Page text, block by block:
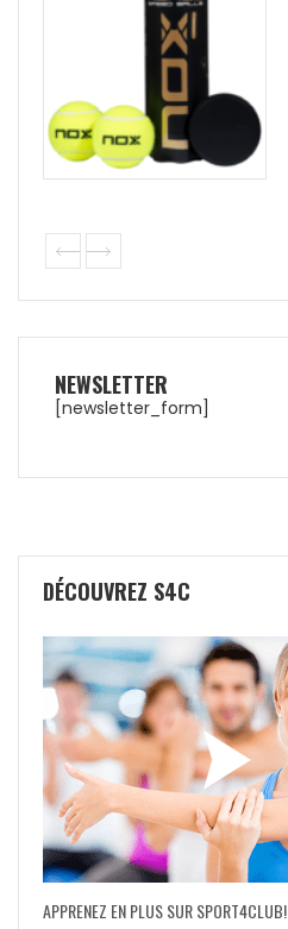
NEWSLETTER
[newsletter_form]
DÉCOUVREZ S4C
APPRENEZ EN PLUS SUR SPORT4CLUB!